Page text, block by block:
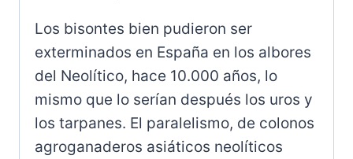
Los bisontes bien pudieron ser
exterminados en España en los albores
del Neolítico, hace 10.000 años, lo
mismo que lo serían después los uros y
los tarpanes. El paralelismo, de colonos
agroganaderos asiáticos neolíticos